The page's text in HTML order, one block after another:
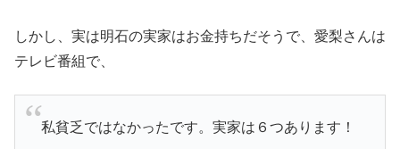
しかし、実は明石の実家はお金持ちだそうで、愛梨さんは
テレビ番組で、
私貧乏ではなかったです。実家は６つあります！